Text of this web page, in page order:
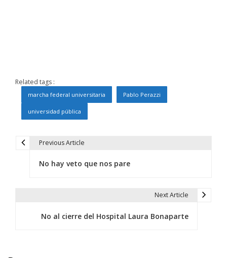
Related tags :
marcha federal universitaria Pablo Perazzi
universidad pública
Previous Article
No hay veto que nos pare
Next Article
No al cierre del Hospital Laura Bonaparte